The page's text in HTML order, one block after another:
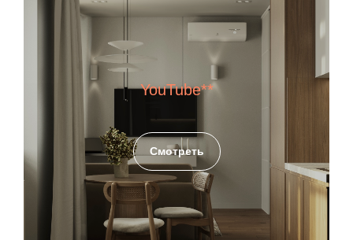
YouTube**
Смотреть